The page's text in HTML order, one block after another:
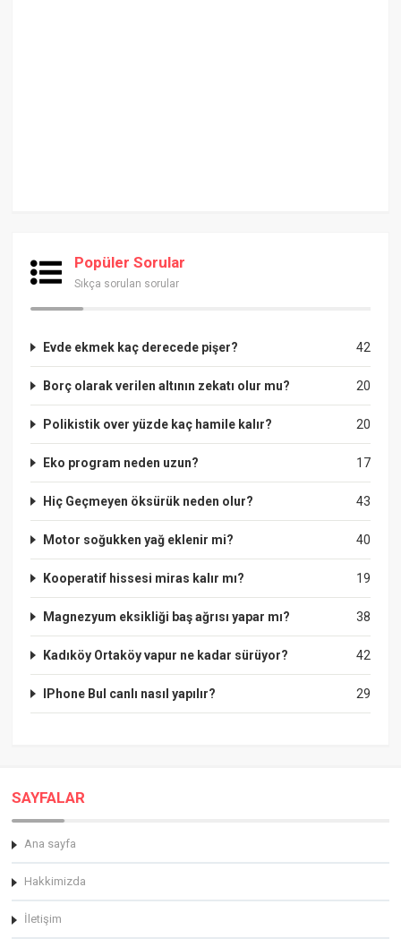
Popüler Sorular
Sıkça sorulan sorular
42
Evde ekmek kaç derecede pişer?
20
Borç olarak verilen altının zekatı olur mu?
20
Polikistik over yüzde kaç hamile kalır?
17
Eko program neden uzun?
43
Hiç Geçmeyen öksürük neden olur?
40
Motor soğukken yağ eklenir mi?
19
Kooperatif hissesi miras kalır mı?
38
Magnezyum eksikliği baş ağrısı yapar mı?
42
Kadıköy Ortaköy vapur ne kadar sürüyor?
29
IPhone Bul canlı nasıl yapılır?
SAYFALAR
Ana sayfa
Hakkimizda
İletişim